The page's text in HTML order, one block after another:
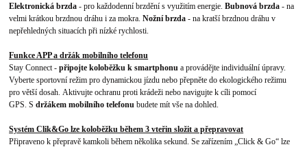
Elektronická brzda - pro každodenní brzdění s využitím energie.Bubnová brzda - na
velmi krátkou brzdnou dráhu i za mokra.Nožní brzda - na kratší brzdnou dráhu v
nepřehledných situacích při nízké rychlosti.
Funkce APP a držák mobilního telefonu
Stay Connect -připojte koloběžku k smartphonu a provádějte individuální úpravy.
Vyberte sportovní režim pro dynamickou jízdu nebo přepněte do ekologického režimu
pro větší dosah. Aktivujte ochranu proti krádeži nebo navigujte k cíli pomocí
GPS. Sdržákem mobilního telefonu budete mít vše na dohled.
Systém Clik&Go lze koloběžku během 3 vteřin složit a přepravovat
Připraveno k přepravě kamkoli během několika sekund. Se zařízením „Click & Go“ lze